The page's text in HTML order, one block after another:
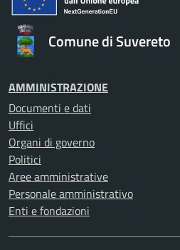
Comune di Suvereto
AMMINISTRAZIONE
Documenti e dati
Uffici
Organi di governo
Politici
Aree amministrative
Personale amministrativo
Enti e fondazioni